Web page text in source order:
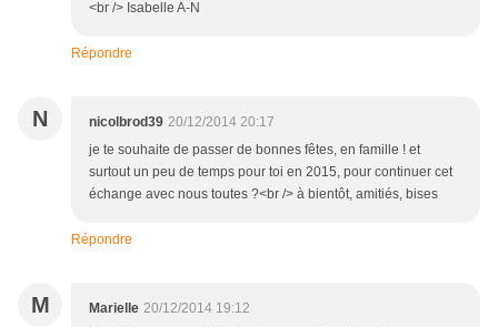
<br /> Isabelle A-N
Répondre
N nicolbrod39 20/12/2014 20:17
je te souhaite de passer de bonnes fêtes, en famille ! et
surtout un peu de temps pour toi en 2015, pour continuer cet
échange avec nous toutes ?<br /> à bientôt, amitiés, bises
Répondre
M Marielle 20/12/2014 19:12